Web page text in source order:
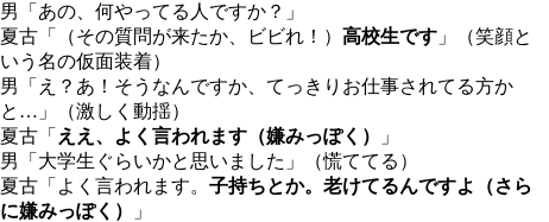
男「あの、何やってる人ですか？」
夏古「（その質問が来たか、ビビれ！） 高校生です 」（笑顔と
いう名の仮面装着）
男「え？あ！そうなんですか、てっきりお仕事されてる方か
と…」（激しく動揺）
夏古「 ええ、よく言われます（嫌みっぽく）
」
男「大学生ぐらいかと思いました」（慌ててる）
夏古「よく言われます。 子持ちとか。老けてるんですよ（さら
に嫌みっぽく）
」